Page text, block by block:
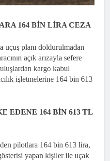
164 BİN LİRA CEZA
uçuş planı doldurulmadan
açık arızayla sefere
kargo kabul
işletmelerine 164 bin 613
EDENE 164 BİN 613 TL
pilotlara 164 bin 613 lira,
yapan kişiler ile uçak